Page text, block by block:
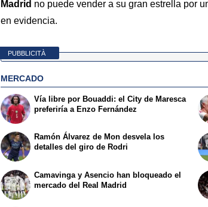
Madrid no puede vender a su gran estrella por
en evidencia.
PUBBLICITÀ
MERCADO
Vía libre por Bouaddi: el City de Maresca
preferiría a Enzo Fernández
Ramón Álvarez de Mon desvela los
detalles del giro de Rodri
Camavinga y Asencio han bloqueado el
mercado del Real Madrid